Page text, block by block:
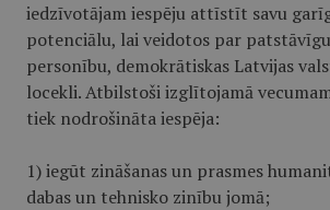
iedzīvotājam iespēju attīstīt savu
potenciālu, lai veidotos par
personību, demokrātiskas Latvijas
locekli. Atbilstoši izglītojamā
tiek nodrošināta iespēja:
1) iegūt zināšanas un prasmes
dabas un tehnisko zinību jomā;